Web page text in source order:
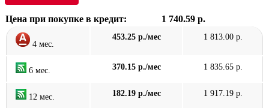
Цена при покупке в кредит: 1 740.59 р.
4 мес.
453.25 р./мес 1 813.00 р.
6 мес. 370.15 р./мес 1 835.65 р.
12 мес. 182.19 р./мес 1 917.19 р.